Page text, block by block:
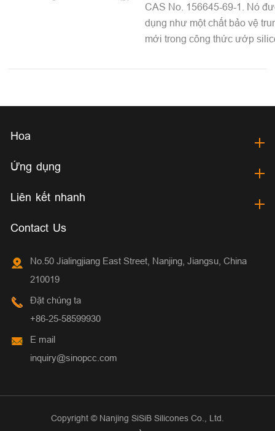
CAS No. 156645-69-1. Nó
dụng như một chất bảo vệ
mới trong công thức ướp
Hoa
Ứng dụng
Liên kết nhanh
Contact Us
No.50 Jialingjiang East Street, Nanjing, Jiangsu, China
210019
Đặt chúng ta
+86-25-58599930
E mail
inquiry@sinopcc.com
Copyright © Nanjing SiSiB Silicones Co., Ltd.